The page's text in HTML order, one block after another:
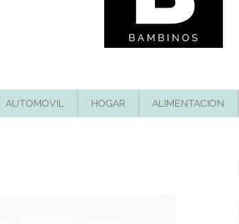
AUTOMOVIL HOGAR ALIMENTACION